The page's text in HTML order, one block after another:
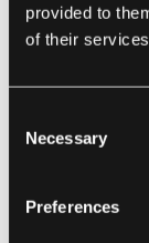
provided to
of their
Selection
Necessary
Preferences
kubectl cp
/home/user/
pozwoli Ci
lokalne
rozwoju i